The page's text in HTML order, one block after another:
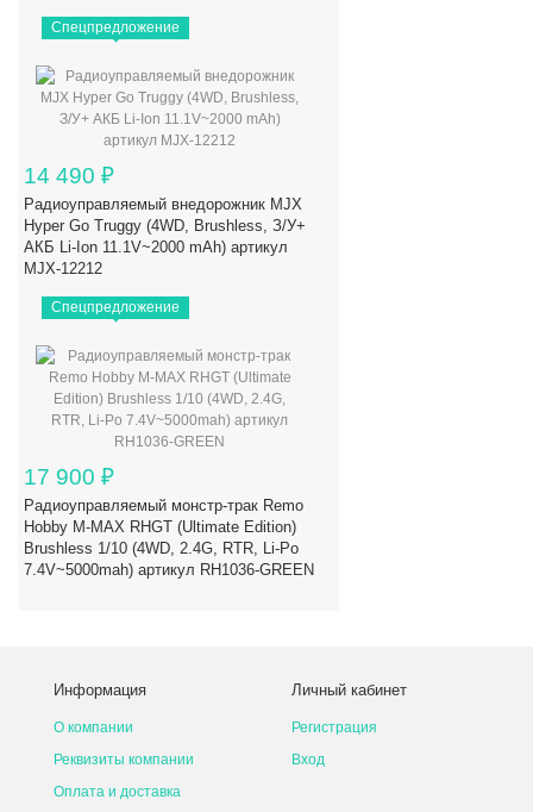
Спецпредложение
14 490 ₽
Радиоуправляемый внедорожник MJX
Hyper Go Truggy (4WD, Brushless, З/У+
АКБ Li-Ion 11.1V~2000 mAh) артикул
MJX-12212
Спецпредложение
17 900 ₽
Радиоуправляемый монстр-трак Remo
Hobby M-MAX RHGT (Ultimate Edition)
Brushless 1/10 (4WD, 2.4G, RTR, Li-Po
7.4V~5000mah) артикул RH1036-GREEN
Информация
О компании
Реквизиты компании
Оплата и доставка
Личный кабинет
Регистрация
Вход